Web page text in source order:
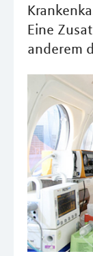
Eine
anderem